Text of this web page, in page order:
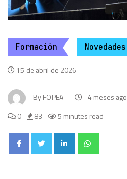
Formación Novedades
15 de abril de 2026
ByFOPEA
4 meses ago
0
83 5 minutes read